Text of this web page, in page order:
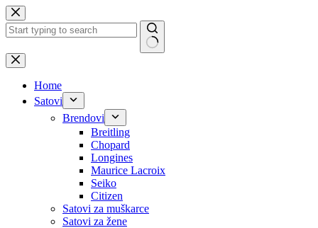
Skip
to
content
No
results
Home
Satovi
Brendovi
Breitling
Chopard
Longines
Maurice Lacroix
Seiko
Citizen
Satovi za muškarce
Satovi za žene